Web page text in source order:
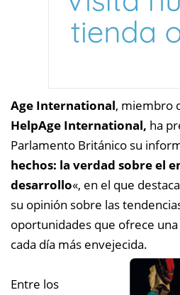
Age International, miembro
HelpAge International, ha
Parlamento Británico su
hechos: la verdad sobre el
desarrollo«, en el que
su opinión sobre las
oportunidades que ofrece
cada día más envejecida.
Entre los